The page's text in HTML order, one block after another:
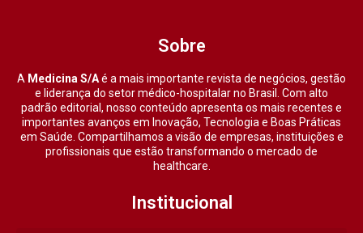
Sobre
A Medicina S/Aé a mais importante revista de negócios, gestão
e liderança do setor médico-hospitalar no Brasil. Com alto
padrão editorial, nosso conteúdo apresenta os mais recentes e
importantes avanços em Inovação, Tecnologia e Boas Práticas
em Saúde. Compartilhamos a visão de empresas, instituições e
profissionais que estão transformando o mercado de
healthcare.
Institucional